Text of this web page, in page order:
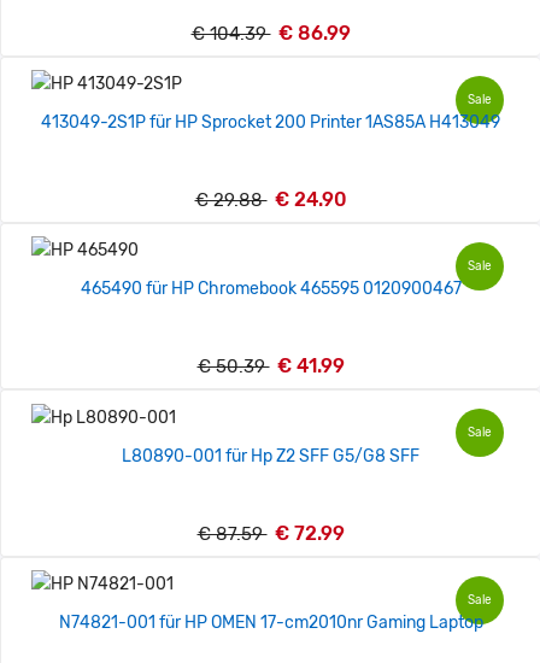
€ 104.39 € 86.99
Sale
413049-2S1P für HP Sprocket 200 Printer 1AS85A H413049
€ 29.88 € 24.90
Sale
465490 für HP Chromebook 465595 0120900467
€ 50.39 € 41.99
Sale
L80890-001 für Hp Z2 SFF G5/G8 SFF
€ 87.59 € 72.99
Sale
N74821-001 für HP OMEN 17-cm2010nr Gaming Laptop